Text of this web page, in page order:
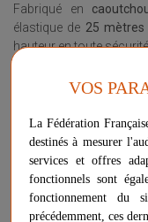
Fabriqué en
élastique de 25 mètres
hauteur en toute
souplesse et sa
Plus d'informations sur
Voir les questions /
VOS
La Fédération
destinés à mesurer
services et offres
fonctionnels sont
fonctionnement du
précédemment, ces